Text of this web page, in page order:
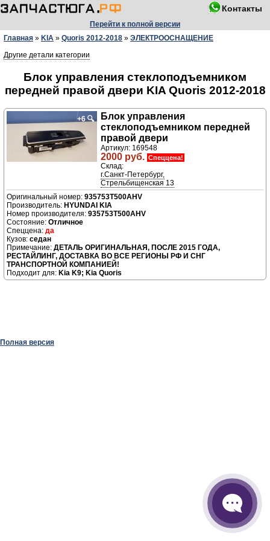
Контакты
Перейти к полной версии
Главная » KIA » Quoris 2012-2018 » ЭЛЕКТРООСНАЩЕНИЕ
Другие детали категории
Блок управления стеклоподъемником
передней правой двери KIA Quoris 2012-2018
+6🔍
Блок управления
стеклоподъемником передней
правой двери
Артикул: 169548
2000 руб. Спеццена!
Склад:
г.Санкт-Петербург,
Стрельбищенская 13
935753T500AHV
Производитель: HYUNDAI KIA
Номер производителя: 935753T500AHV
Отличное
да
седан
ДЕТАЛЬ ОРИГИНАЛЬНАЯ, ПОСЛЕ 2015 ГОДА,
РЕСТАЙЛИНГ, ДОСТАВКА ВО ВСЕ РЕГИОНЫ РФ И СНГ
ТРАНСПОРТНОЙ КОМПАНИЕЙ!
Подходит для: Kia K9; Kia Quoris
Полная версия